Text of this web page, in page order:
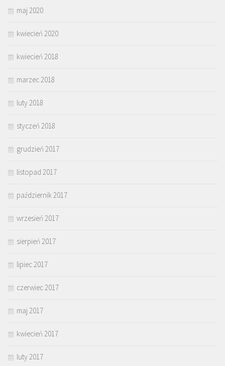
maj 2020
kwiecień 2020
kwiecień 2018
marzec 2018
luty 2018
styczeń 2018
grudzień 2017
listopad 2017
październik 2017
wrzesień 2017
sierpień 2017
lipiec 2017
czerwiec 2017
maj 2017
kwiecień 2017
luty 2017